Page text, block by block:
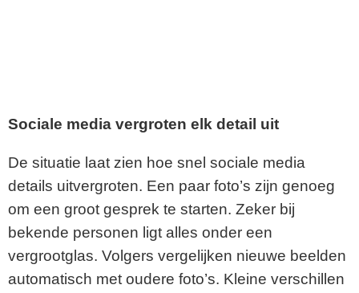
Sociale media vergroten elk detail uit
De situatie laat zien hoe snel sociale media
details uitvergroten. Een paar foto’s zijn genoeg
om een groot gesprek te starten. Zeker bij
bekende personen ligt alles onder een
vergrootglas. Volgers vergelijken nieuwe beelden
automatisch met oudere foto’s. Kleine verschillen